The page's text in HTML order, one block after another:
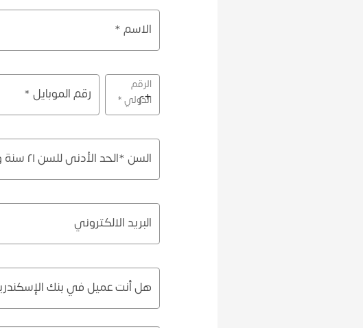
الاسم *
الرقم
الدولي *
+ رقم الموبايل *
السن *الحد الأدنى للسن ٢١ سنة و الحد الأقصى ٥٦ سنة للبطاقات الغير مضمنة *
البريد الالكتروني
هل أنت عميل في بنك